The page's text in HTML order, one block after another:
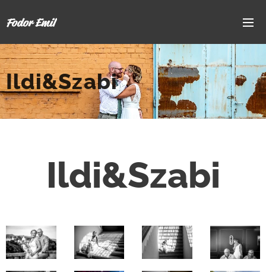
Fodor Emil
Ildi&Szabi
Ildi&Szabi